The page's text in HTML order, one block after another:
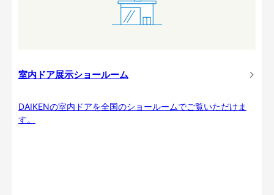
室内ドア展示ショールーム
DAIKENの室内ドアを全国のショールームでご覧いただけま
す。